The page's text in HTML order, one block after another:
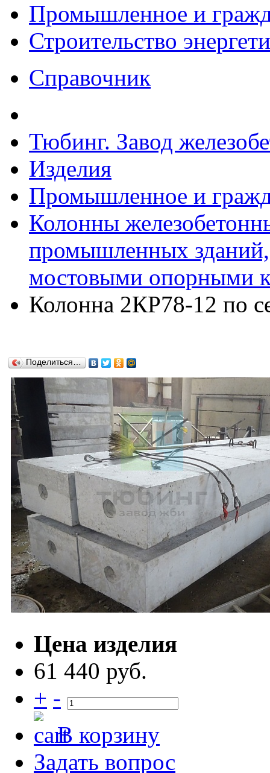
Промышленное и
Строительство
Справочник
Тюбинг. Завод
Изделия
Промышленное и
Колонны
промышленных
мостовыми опорными
Колонна 2КР78-12 по
Поделиться…
Цена изделия
61 440 руб.
+ -
В корзину
Задать вопрос